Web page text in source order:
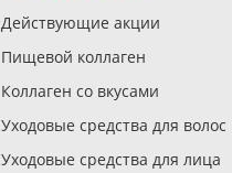
Действующие акции
Пищевой коллаген
Коллаген со вкусами
Уходовые средства для волос
Уходовые средства для лица